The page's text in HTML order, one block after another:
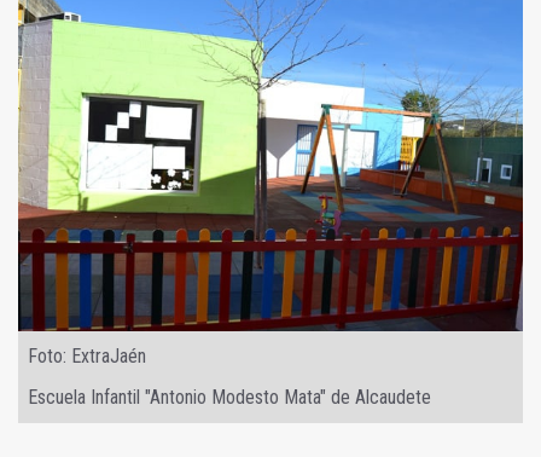
Foto: ExtraJaén
Escuela Infantil "Antonio Modesto Mata" de Alcaudete